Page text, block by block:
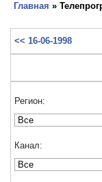
Главная »
<< 16-06-1998
Регион:
Канал: